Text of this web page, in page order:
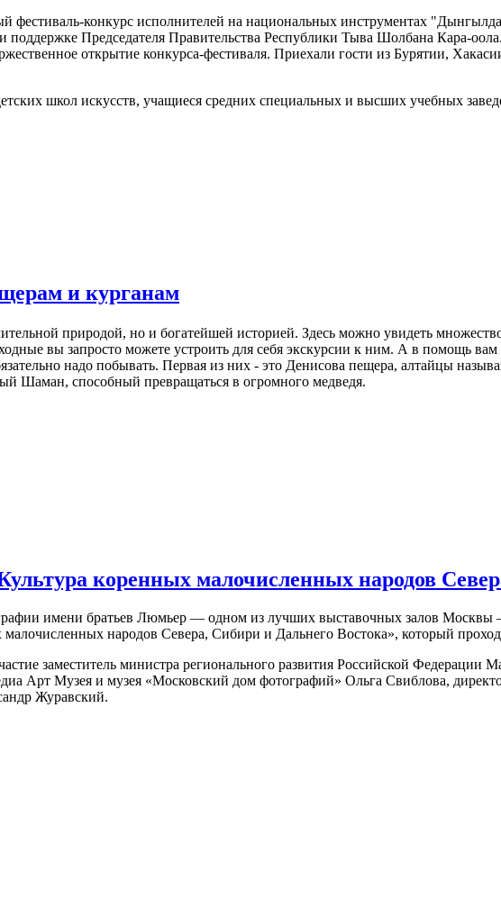
фестиваль-конкурс исполнителей на национальных инструментах
поддержке Председателя Правительства Республики Тыва Шолбана Кара-
открытие конкурса-фестиваля. Приехали гости из Бурятии,
школ искусств, учащиеся средних специальных и высших учебных
и курганам
природой, но и богатейшей историей. Здесь можно увидеть
вы запросто можете устроить для себя экскурсии к ним. А в помощь
надо побывать. Первая из них - это Денисова пещера, алтайцы
Шаман, способный превращаться в огромного медведя.
коренных малочисленных народов
имени братьев Люмьер — одном из лучших выставочных залов
народов Севера, Сибири и Дальнего Востока», который
заместитель министра регионального развития Российской Федерации
Арт Музея и музея «Московский дом фотографий» Ольга Свиблова,
Журавский.